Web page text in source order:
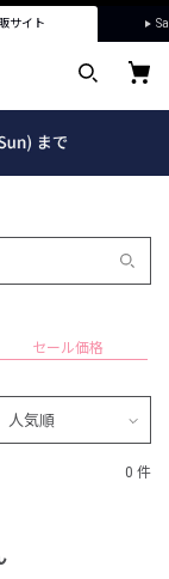
サイト
セール価格
人気順
0 件